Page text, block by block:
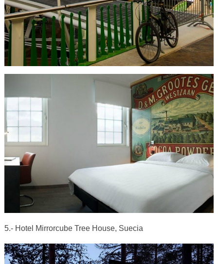
5.- Hotel Mirrorcube Tree House, Suecia